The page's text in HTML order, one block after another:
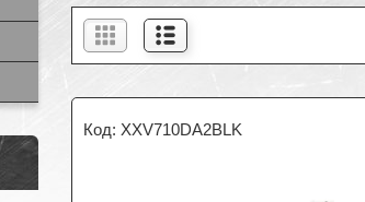
XXV710DA2BLK